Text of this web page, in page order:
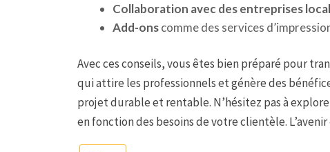
Collaboration avec des entreprises
Add-onscomme des services
Avec ces conseils, vous êtes bien préparé pour
qui attire les professionnels et génère des
projet durable et rentable. N’hésitez pas à
en fonction des besoins de votre clientèle.